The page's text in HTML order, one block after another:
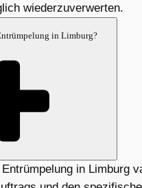
wiederzuverwerten.
in Limburg?
in Limburg